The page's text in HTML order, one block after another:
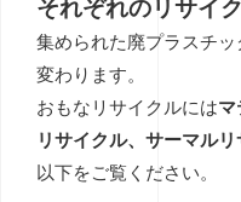
それぞれのリサイ
集められた廃プラスチ
変わります。
おもなリサイクルにはマ
リサイクル、サーマル
以下をご覧ください。